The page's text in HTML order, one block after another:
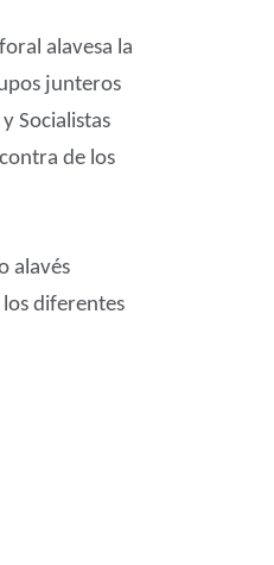
alavesa la
junteros
Socialistas
de los
alavés
diferentes